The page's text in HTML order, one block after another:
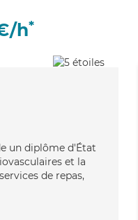
h*
un diplôme d'État
et la
de repas,